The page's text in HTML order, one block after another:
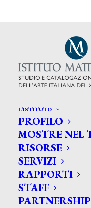
L’ISTITUTO
PROFILO
MOSTRE NEL
RISORSE
SERVIZI
RAPPORTI
STAFF
PARTNERSHIP
Scuola ed
per